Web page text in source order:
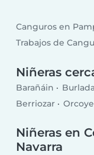
Canguros en
Trabajos de
Niñeras
Barañáin Burlada
Berriozar
Niñeras en
Navarra